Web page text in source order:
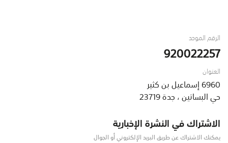
الرقم الموحد
920022257
العنوان
6960 إسماعيل بن كثير
حي البساتين ، جدة 23719
الاشتراك في النشرة الإخبارية
يمكنك الاشتراك عن طريق البريد الإلكتروني أو الجوال